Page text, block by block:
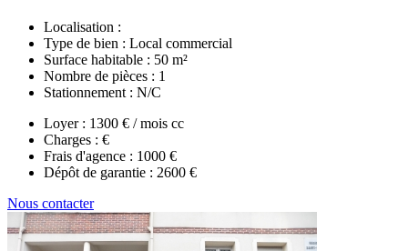
Localisation :
Type de bien : Local commercial
Surface habitable : 50 m²
Nombre de pièces : 1
Stationnement : N/C
Loyer : 1300 € / mois cc
Charges : €
Frais d'agence : 1000 €
Dépôt de garantie : 2600 €
Nous contacter